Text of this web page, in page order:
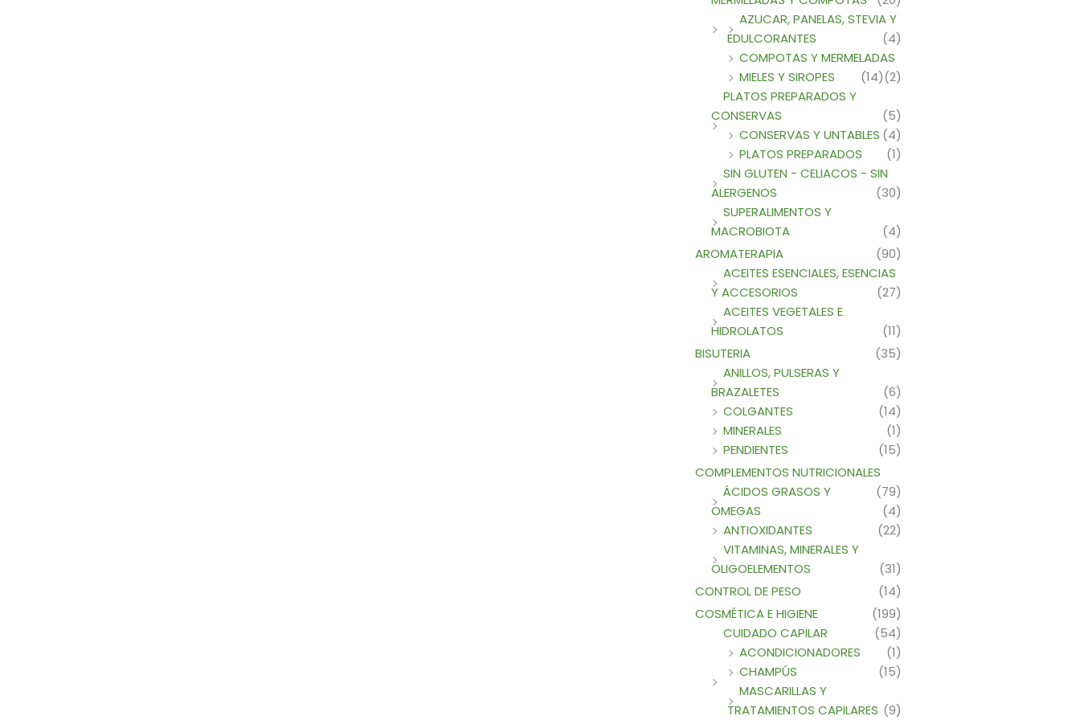
AZUCAR, PANELAS, STEVIA Y
EDULCORANTES
(4)
COMPOTAS Y MERMELADAS
(2)
MIELES Y SIROPES
(14)
PLATOS PREPARADOS Y
CONSERVAS
(5)
CONSERVAS Y UNTABLES (4)
PLATOS PREPARADOS
(1)
SIN GLUTEN - CELIACOS - SIN
ALERGENOS
(30)
SUPERALIMENTOS Y
MACROBIOTA
(4)
AROMATERAPIA
(90)
ACEITES ESENCIALES, ESENCIAS
Y ACCESORIOS
(27)
ACEITES VEGETALES E
HIDROLATOS
(11)
BISUTERIA
(35)
ANILLOS, PULSERAS Y
BRAZALETES
(6)
COLGANTES
(14)
MINERALES
(1)
PENDIENTES
(15)
COMPLEMENTOS NUTRICIONALES
(79)
ÁCIDOS GRASOS Y
OMEGAS
(4)
ANTIOXIDANTES
(22)
VITAMINAS, MINERALES Y
OLIGOELEMENTOS
(31)
CONTROL DE PESO
(14)
COSMÉTICA E HIGIENE
(199)
CUIDADO CAPILAR
(54)
ACONDICIONADORES
(1)
CHAMPÚS
(15)
MASCARILLAS Y
TRATAMIENTOS CAPILARES (9)